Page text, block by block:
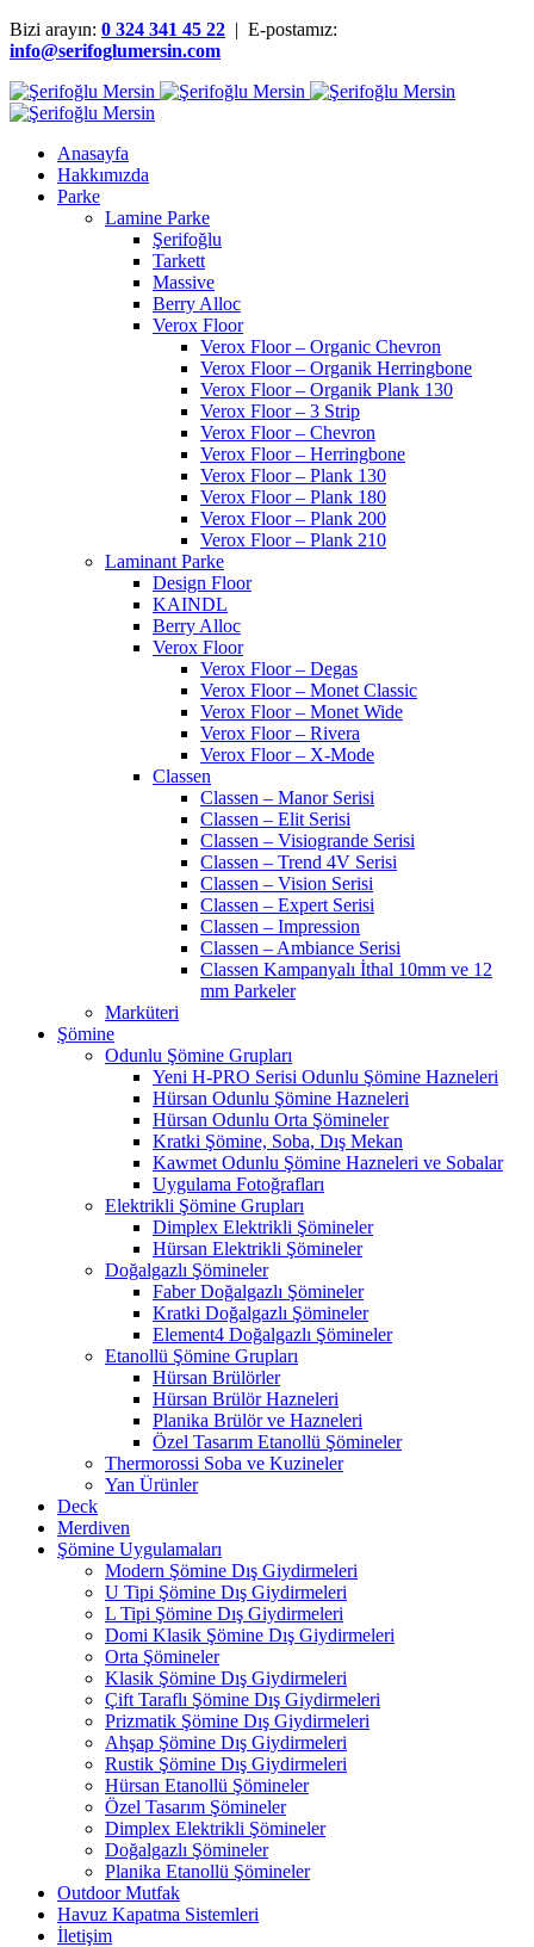
Bizi arayın: 0 324 341 45 22 | E-postamız:
info@serifoglumersin.com
Anasayfa
Hakkımızda
Parke
Lamine Parke
Şerifoğlu
Tarkett
Massive
Berry Alloc
Verox Floor
Verox Floor – Organic Chevron
Verox Floor – Organik Herringbone
Verox Floor – Organik Plank 130
Verox Floor – 3 Strip
Verox Floor – Chevron
Verox Floor – Herringbone
Verox Floor – Plank 130
Verox Floor – Plank 180
Verox Floor – Plank 200
Verox Floor – Plank 210
Laminant Parke
Design Floor
KAINDL
Berry Alloc
Verox Floor
Verox Floor – Degas
Verox Floor – Monet Classic
Verox Floor – Monet Wide
Verox Floor – Rivera
Verox Floor – X-Mode
Classen
Classen – Manor Serisi
Classen – Elit Serisi
Classen – Visiogrande Serisi
Classen – Trend 4V Serisi
Classen – Vision Serisi
Classen – Expert Serisi
Classen – Impression
Classen – Ambiance Serisi
Classen Kampanyalı İthal 10mm ve 12
mm Parkeler
Marküteri
Şömine
Odunlu Şömine Grupları
Yeni H-PRO Serisi Odunlu Şömine Hazneleri
Hürsan Odunlu Şömine Hazneleri
Hürsan Odunlu Orta Şömineler
Kratki Şömine, Soba, Dış Mekan
Kawmet Odunlu Şömine Hazneleri ve Sobalar
Uygulama Fotoğrafları
Elektrikli Şömine Grupları
Dimplex Elektrikli Şömineler
Hürsan Elektrikli Şömineler
Doğalgazlı Şömineler
Faber Doğalgazlı Şömineler
Kratki Doğalgazlı Şömineler
Element4 Doğalgazlı Şömineler
Etanollü Şömine Grupları
Hürsan Brülörler
Hürsan Brülör Hazneleri
Planika Brülör ve Hazneleri
Özel Tasarım Etanollü Şömineler
Thermorossi Soba ve Kuzineler
Yan Ürünler
Deck
Merdiven
Şömine Uygulamaları
Modern Şömine Dış Giydirmeleri
U Tipi Şömine Dış Giydirmeleri
L Tipi Şömine Dış Giydirmeleri
Domi Klasik Şömine Dış Giydirmeleri
Orta Şömineler
Klasik Şömine Dış Giydirmeleri
Çift Taraflı Şömine Dış Giydirmeleri
Prizmatik Şömine Dış Giydirmeleri
Ahşap Şömine Dış Giydirmeleri
Rustik Şömine Dış Giydirmeleri
Hürsan Etanollü Şömineler
Özel Tasarım Şömineler
Dimplex Elektrikli Şömineler
Doğalgazlı Şömineler
Planika Etanollü Şömineler
Outdoor Mutfak
Havuz Kapatma Sistemleri
İletişim